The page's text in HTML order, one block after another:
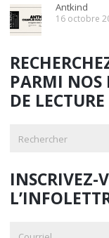
Antkind
16 octobre
PARMI NOS
DE LECTURE
INSCRIVEZ-